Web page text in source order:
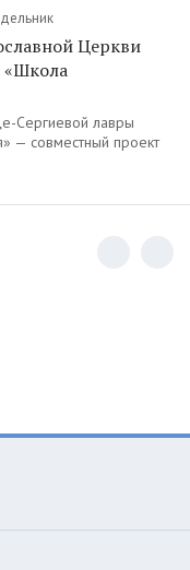
Церкви
«Школа
Сергиевой лавры
— совместный проект